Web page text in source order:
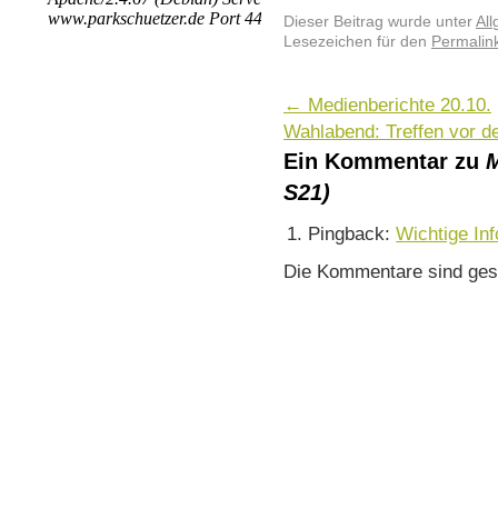
Dieser Beitrag wurde unter
Lesezeichen für den
← Medienberichte 20.10.
Wahlabend: Treffen vor
Ein Kommentar zu
S21)
Pingback:Wichtige
Die Kommentare sind